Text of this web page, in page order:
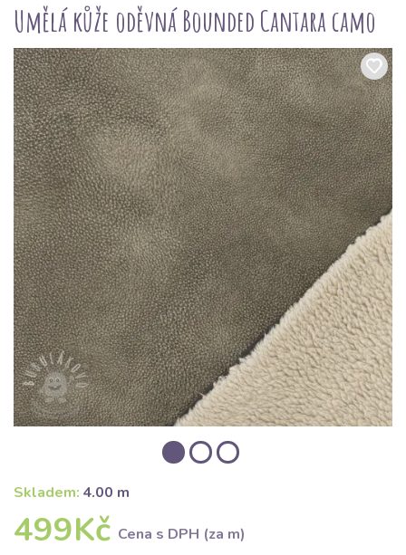
Umělá kůže oděvná Bounded Cantara camo
Skladem: 4.00 m
499Kč Cena s DPH (za m)